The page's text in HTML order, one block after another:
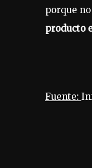
porque
producto
Fuente: